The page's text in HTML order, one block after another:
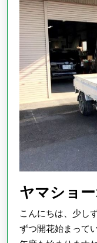
シ
ョ
ン
ヤマショ
こんにちは、少し
ずつ開花始まって